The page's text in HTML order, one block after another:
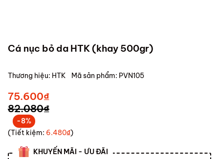
Cá nục bỏ da HTK (khay 500gr)
Thương hiệu: HTK Mã sản phẩm: PVN105
75.600₫
82.080₫
-8%
(Tiết kiệm: 6.480₫)
KHUYẾN MÃI - ƯU ĐÃI